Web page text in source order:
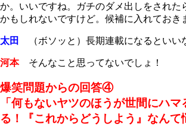
か。いいですね。ガチのダメ出しをされた
かもしれないですけど。候補に入れておき
太田 （ボソッと）長期連載になるといい
河本そんなこと思ってないでしょ！
爆笑問題からの回答④
「何もないヤツのほうが世間にハ
る！『これからどうしよう』なんて